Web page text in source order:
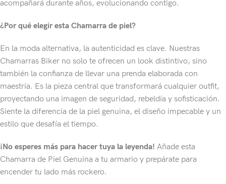
acompañará durante años, evolucionando contigo.
¿Por qué elegir esta Chamarra de piel?
En la moda alternativa, la autenticidad es clave. Nuestras
Chamarras Biker no solo te ofrecen un look distintivo, sino
también la confianza de llevar una prenda elaborada con
maestría. Es la pieza central que transformará cualquier outfit,
proyectando una imagen de seguridad, rebeldía y sofisticación.
Siente la diferencia de la piel genuina, el diseño impecable y un
estilo que desafía el tiempo.
¡No esperes más para hacer tuya la leyenda! Añade esta
Chamarra de Piel Genuina a tu armario y prepárate para
encender tu lado más rockero.